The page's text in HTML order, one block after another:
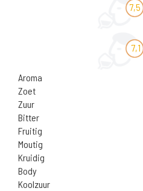
7,5
7,1
Aroma
Zoet
Zuur
Bitter
Fruitig
Moutig
Kruidig
Body
Koolzuur